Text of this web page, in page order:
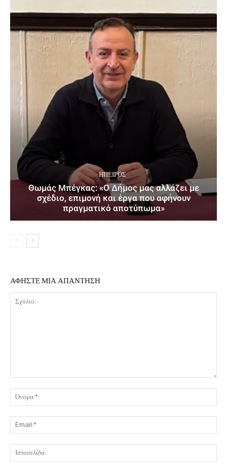
ΉΠΕΙΡΟΣ
Θωμάς Μπέγκας: «Ο Δήμος μας αλλάζει με
σχέδιο, επιμονή και έργα που αφήνουν
πραγματικό αποτύπωμα»
ΑΦΗΣΤΕ ΜΙΑ ΑΠΑΝΤΗΣΗ